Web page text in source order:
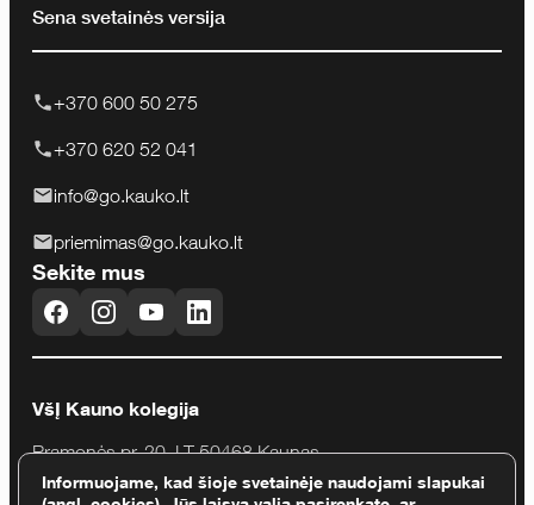
Sena svetainės versija
+370 600 50 275
+370 620 52 041
info@go.kauko.lt
priemimas@go.kauko.lt
Sekite mus
VšĮ Kauno kolegija
Pramonės pr. 20, LT-50468 Kaunas
Įmonės kodas 111965284
Informuojame, kad šioje svetainėje naudojami slapukai